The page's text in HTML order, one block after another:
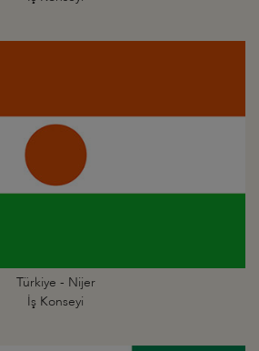
Türkiye - Nijer
İş Konseyi